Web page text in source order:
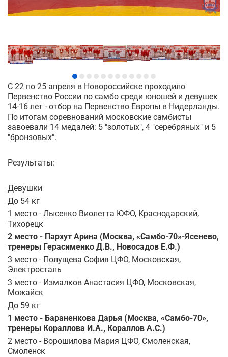
С 22 по 25 апреля в Новороссийске проходило
Первенство России по самбо среди юношей и девушек
14-16 лет - отбор на Первенство Европы в Нидерланды.
По итогам соревнований московские самбисты
завоевали 14 медалей: 5 "золотых", 4 "серебряных" и 5
"бронзовых".
Результаты:
Девушки
До 54 кг
1 место - Лысенко Виолетта ЮФО, Краснодарский,
Тихорецк
2 место - Пархут Арина (Москва, «Самбо-70»-Ясенево,
тренеры Герасименко Д.В., Новосадов Е.Ф.)
3 место - Полущева София ЦФО, Московская,
Электросталь
3 место - Измалков Анастасия ЦФО, Московская,
Можайск
До 59 кг
1 место - Бараненкова Дарья (Москва, «Самбо-70»,
тренеры Кораллова И.А., Кораллов А.С.)
2 место - Ворошилова Мария ЦФО, Смоленская,
Смоленск